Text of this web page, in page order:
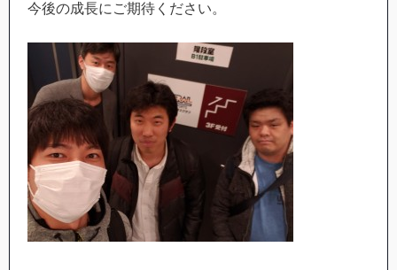
今後の成長にご期待ください。